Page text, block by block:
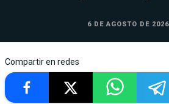
6 DE AGOSTO DE
Compartir en redes